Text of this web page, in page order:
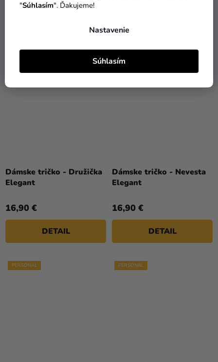
"Súhlasím". Ďakujeme!
Nastavenie
Súhlasím
16,90 €
Dámske tričko - Družička
Elegant
16,90 €
DETAIL
Dámske tričko - Nevesta
Elegant
16,90 €
DETAIL
PERSONAL PERSONAL